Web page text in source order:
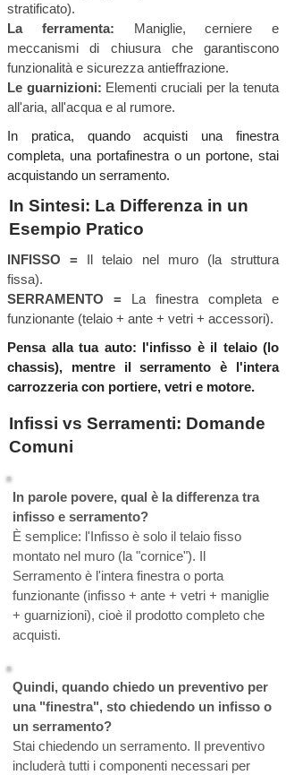
stratificato).
La ferramenta: Maniglie, cerniere e
meccanismi di chiusura che garantiscono
funzionalità e sicurezza antieffrazione.
Le guarnizioni: Elementi cruciali per la tenuta
all'aria, all'acqua e al rumore.
In pratica, quando acquisti una finestra
completa, una portafinestra o un portone, stai
acquistando un serramento.
In Sintesi: La Differenza in un
Esempio Pratico
INFISSO = Il telaio nel muro (la struttura
fissa).
SERRAMENTO = La finestra completa e
funzionante (telaio + ante + vetri + accessori).
Pensa alla tua auto: l'infisso è il telaio (lo
chassis), mentre il serramento è l'intera
carrozzeria con portiere, vetri e motore.
Infissi vs Serramenti: Domande
Comuni
In parole povere, qual è la differenza tra
infisso e serramento?
È semplice: l'Infisso è solo il telaio fisso
montato nel muro (la "cornice"). Il
Serramento è l'intera finestra o porta
funzionante (infisso + ante + vetri + maniglie
+ guarnizioni), cioè il prodotto completo che
acquisti.
Quindi, quando chiedo un preventivo per
una "finestra", sto chiedendo un infisso o
un serramento?
Stai chiedendo un serramento. Il preventivo
includerà tutti i componenti necessari per